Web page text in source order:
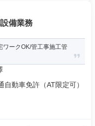
備業務
ワークOK/管工事施工管
動車免許（AT限定可）